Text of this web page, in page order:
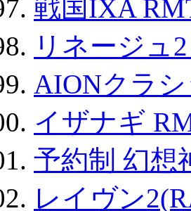
戦国IXA
リネージュ
AIONクラ
イザナギ
予約制 幻想
レイヴン